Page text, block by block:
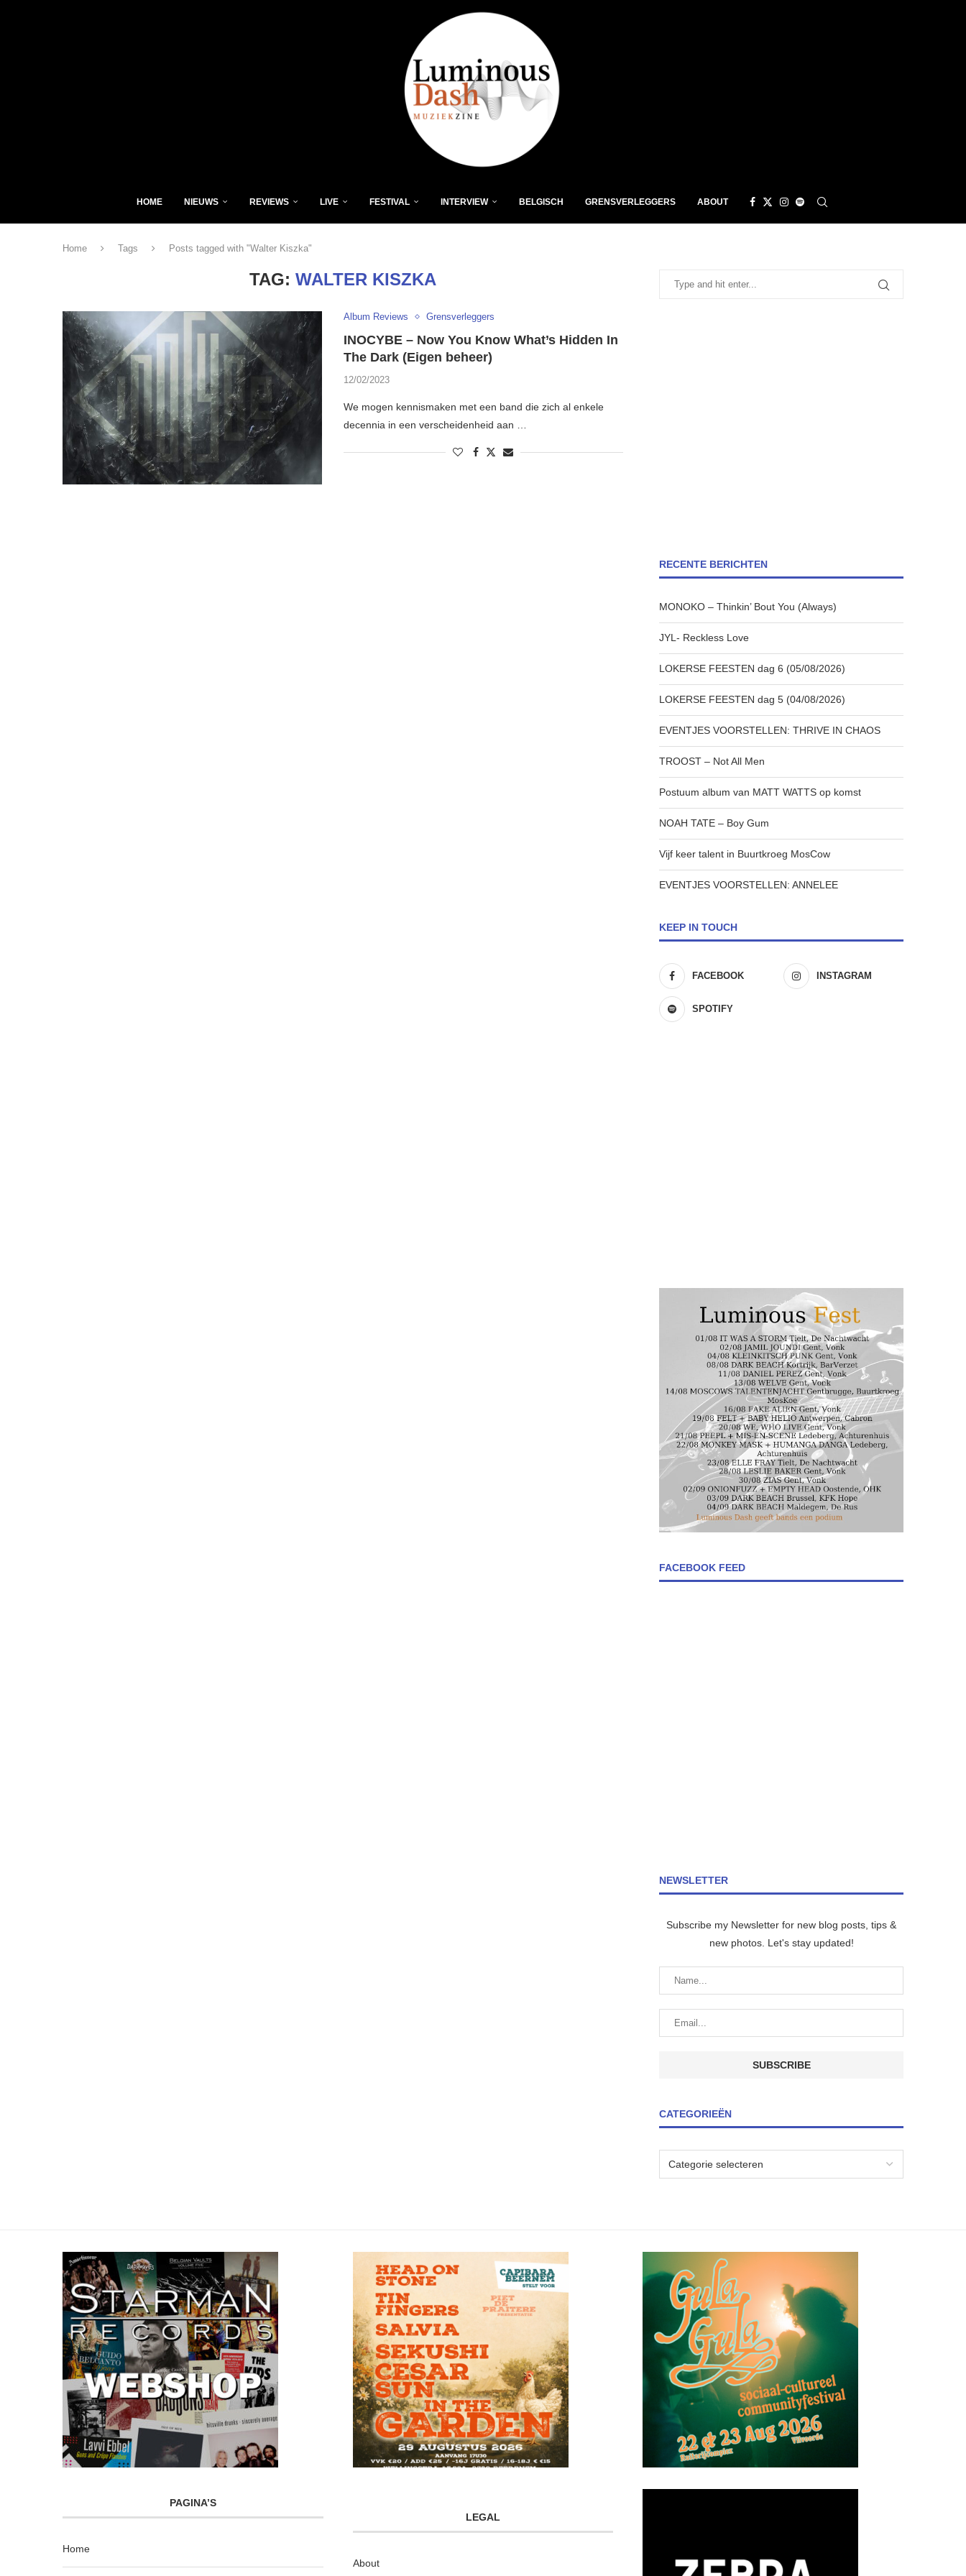
HOME NIEUWS REVIEWS LIVE FESTIVAL INTERVIEW BELGISCH GRENSVERLEGGERS ABOUT
Home Tags Posts tagged with "Walter Kiszka"
TAG: WALTER KISZKA
Album Reviews Grensverleggers
INOCYBE – Now You Know What’s Hidden In
The Dark (Eigen beheer)
12/02/2023
We mogen kennismaken met een band die zich al enkele
decennia in een verscheidenheid aan …
RECENTE BERICHTEN
MONOKO – Thinkin’ Bout You (Always)
JYL- Reckless Love
LOKERSE FEESTEN dag 6 (05/08/2026)
LOKERSE FEESTEN dag 5 (04/08/2026)
EVENTJES VOORSTELLEN: THRIVE IN CHAOS
TROOST – Not All Men
Postuum album van MATT WATTS op komst
NOAH TATE – Boy Gum
Vijf keer talent in Buurtkroeg MosCow
EVENTJES VOORSTELLEN: ANNELEE
KEEP IN TOUCH
FACEBOOK INSTAGRAM
SPOTIFY
FACEBOOK FEED
NEWSLETTER
Subscribe my Newsletter for new blog posts, tips &
new photos. Let's stay updated!
CATEGORIEËN
PAGINA’S
Home
LEGAL
About